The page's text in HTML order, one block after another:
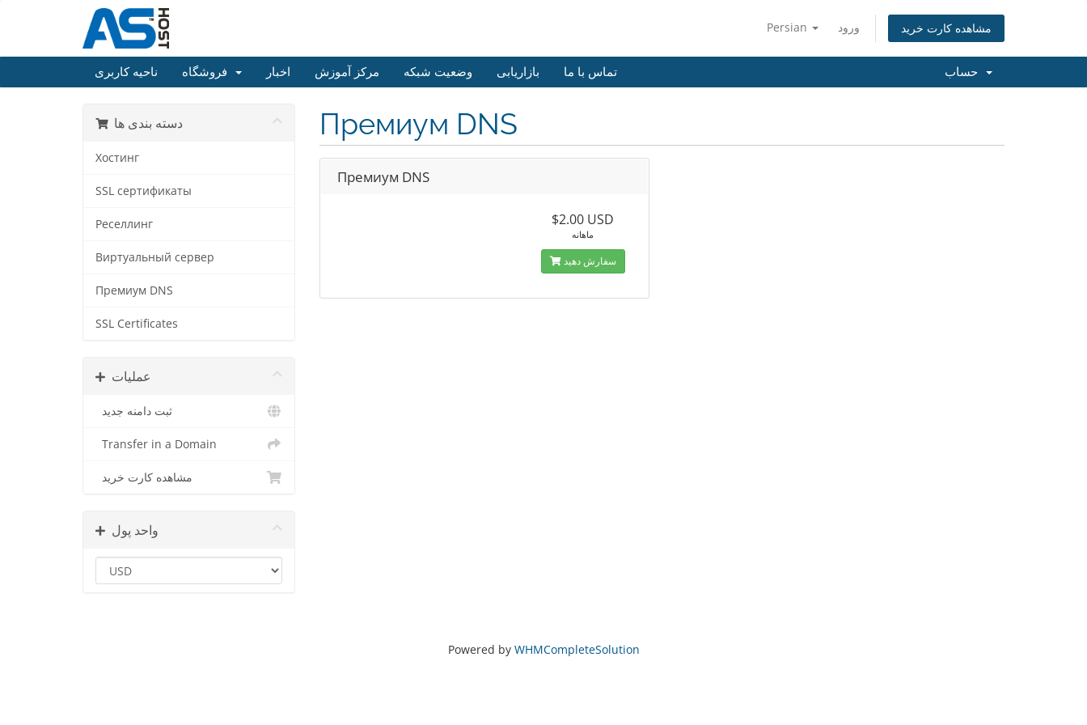
Persian ورود مشاهده کارت خرید
ناحیه کاربری اخبار مرکز آموزش وضعیت شبکه بازاریابی تماس با ما
دسته بندی ها
Хостинг
SSL сертификаты
Реселлинг
Виртуальный сервер
Премиум DNS
SSL Certificates
عملیات
ثبت دامنه جدید
Transfer in a Domain
مشاهده کارت خرید
واحد پول
Премиум DNS
Премиум DNS
$2.00 USD
ماهانه
سفارش دهید
Powered by WHMCompleteSolution